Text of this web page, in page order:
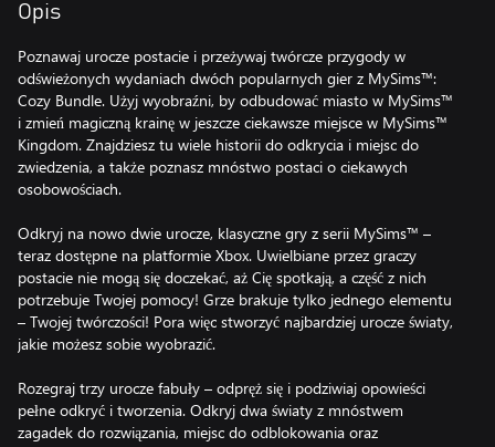
Opis
Poznawaj urocze postacie i przeżywaj twórcze przygody w
odświeżonych wydaniach dwóch popularnych gier z MySims™:
Cozy Bundle. Użyj wyobraźni, by odbudować miasto w MySims™
i zmień magiczną krainę w jeszcze ciekawsze miejsce w MySims™
Kingdom. Znajdziesz tu wiele historii do odkrycia i miejsc do
zwiedzenia, a także poznasz mnóstwo postaci o ciekawych
osobowościach.
Odkryj na nowo dwie urocze, klasyczne gry z serii MySims™ –
teraz dostępne na platformie Xbox. Uwielbiane przez graczy
postacie nie mogą się doczekać, aż Cię spotkają, a część z nich
potrzebuje Twojej pomocy! Grze brakuje tylko jednego elementu
– Twojej twórczości! Pora więc stworzyć najbardziej urocze światy,
jakie możesz sobie wyobrazić.
Rozegraj trzy urocze fabuły – odpręż się i podziwiaj opowieści
pełne odkryć i tworzenia. Odkryj dwa światy z mnóstwem
zagadek do rozwiązania, miejsc do odblokowania oraz